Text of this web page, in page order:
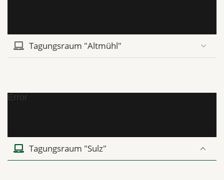
Tagungsraum "Altmühl"
Error
Tagungsraum "Sulz"